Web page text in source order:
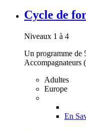
Cycle de
Niveaux 1 à 4
Un programme de
Accompagnateurs
Adultes
Europe
En